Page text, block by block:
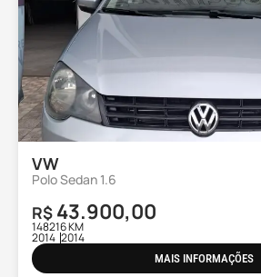
VW
Polo Sedan 1.6
R$ 43.900,00
148216 KM
2014 2014
MAIS INFORMAÇÕES